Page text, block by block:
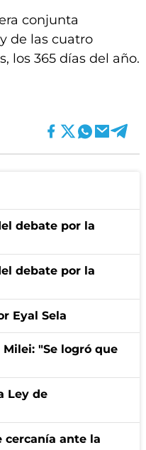
conjunta
de las cuatro
los 365 días del año.
debate por la
debate por la
Eyal Sela
"Se logró que
Ley de
cercanía ante la